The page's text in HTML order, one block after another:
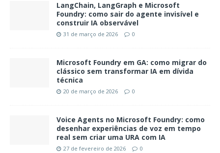
LangChain, LangGraph e Microsoft
Foundry: como sair do agente invisível e
construir IA observável
31 de março de 2026 0
Microsoft Foundry em GA: como migrar do
clássico sem transformar IA em dívida
técnica
20 de março de 2026 0
Voice Agents no Microsoft Foundry: como
desenhar experiências de voz em tempo
real sem criar uma URA com IA
27 de fevereiro de 2026 0